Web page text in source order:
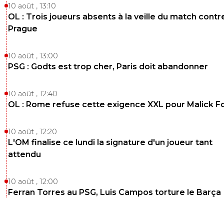
10 août , 13:10
OL : Trois joueurs absents à la veille du match
Prague
10 août , 13:00
PSG : Godts est trop cher, Paris doit abandonner
10 août , 12:40
OL : Rome refuse cette exigence XXL pour Malick
10 août , 12:20
L'OM finalise ce lundi la signature d'un joueur tant
attendu
10 août , 12:00
Ferran Torres au PSG, Luis Campos torture le Barça